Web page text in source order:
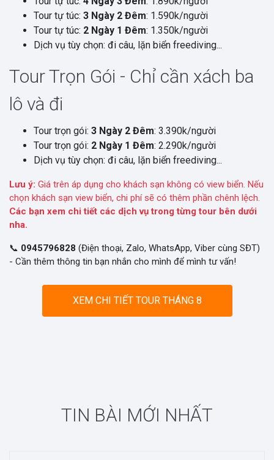
Tour tự túc: 3 Ngày 2 Đêm: 1.590k/người
Tour tự túc: 2 Ngày 1 Đêm: 1.350k/người
Dịch vụ tùy chọn: đi câu, lặn biển freediving...
Tour Trọn Gói - Chỉ cần xách ba
lô và đi
Tour trọn gói: 3 Ngày 2 Đêm: 3.390k/người
Tour trọn gói: 2 Ngày 1 Đêm: 2.290k/người
Dịch vụ tùy chọn: đi câu, lặn biển freediving...
Lưu ý: Giá trên áp dụng cho khách sạn không có view biển. Nếu
chọn khách sạn view biển, chi phí sẽ có thêm phần chênh lệch.
Các bạn xem chi tiết các dịch vụ trong từng tour bên dưới
nha.
📞 0945796828 (Điện thoại, Zalo, WhatsApp, Viber cùng SĐT)
- Cần thêm thông tin bạn nhắn cho mình để mình tư vấn!
XEM CHI TIẾT TOUR THÁNG 8
TIN BÀI MỚI NHẤT